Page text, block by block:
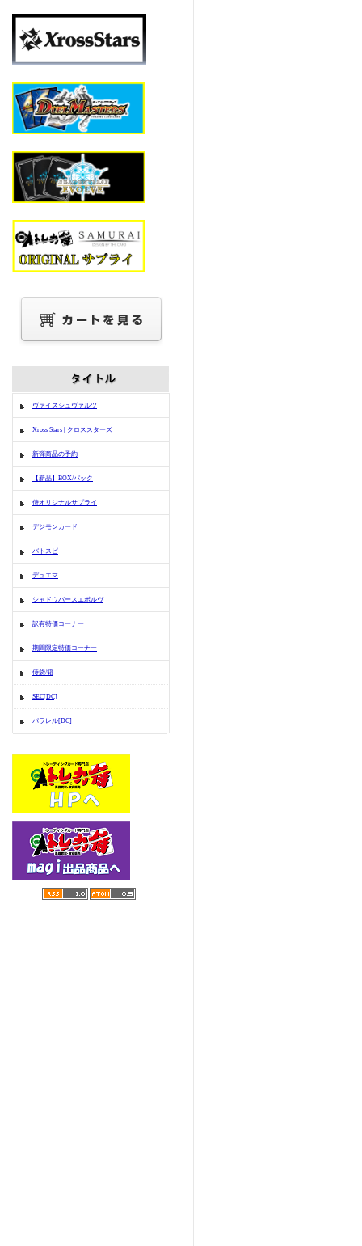
ヴァイスシュヴァルツ
Xross Stars | クロススターズ
新弾商品の予約
【新品】BOX/パック
侍オリジナルサプライ
デジモンカード
バトスピ
デュエマ
シャドウバースエボルヴ
訳有特価コーナー
期間限定特価コーナー
侍袋/箱
SEC[DC]
パラレル[DC]